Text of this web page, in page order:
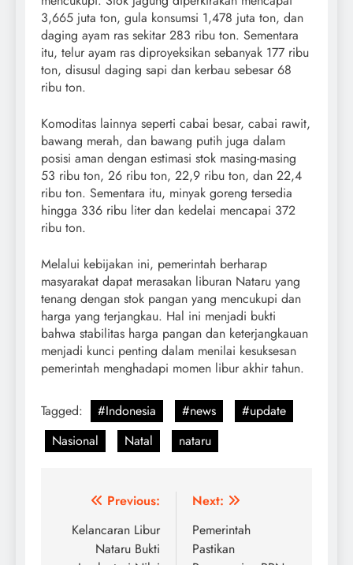
3,665 juta ton, gula konsumsi 1,478 juta ton, dan
daging ayam ras sekitar 283 ribu ton. Sementara
itu, telur ayam ras diproyeksikan sebanyak 177 ribu
ton, disusul daging sapi dan kerbau sebesar 68
ribu ton.
Komoditas lainnya seperti cabai besar, cabai rawit,
bawang merah, dan bawang putih juga dalam
posisi aman dengan estimasi stok masing-masing
53 ribu ton, 26 ribu ton, 22,9 ribu ton, dan 22,4
ribu ton. Sementara itu, minyak goreng tersedia
hingga 336 ribu liter dan kedelai mencapai 372
ribu ton.
Melalui kebijakan ini, pemerintah berharap
masyarakat dapat merasakan liburan Nataru yang
tenang dengan stok pangan yang mencukupi dan
harga yang terjangkau. Hal ini menjadi bukti
bahwa stabilitas harga pangan dan keterjangkauan
menjadi kunci penting dalam menilai kesuksesan
pemerintah menghadapi momen libur akhir tahun.
Tagged: #Indonesia #news
#update
Nasional
Natal nataru
Post
navigation
Previous:
Kelancaran Libur
Nataru Bukti
Next:
Pemerintah
Pastikan